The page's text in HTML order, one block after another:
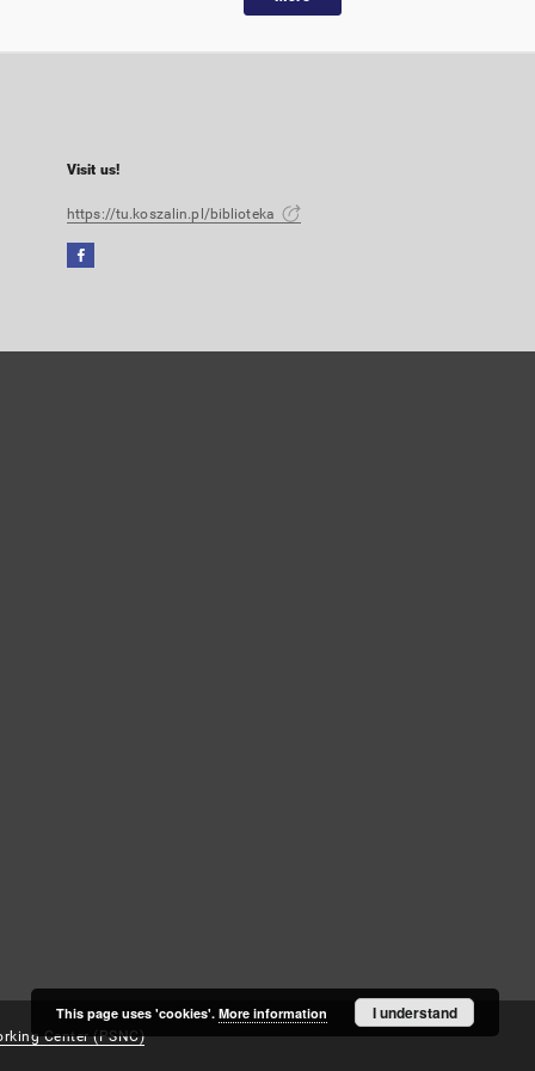
Visit us!
https://tu.koszalin.pl/biblioteka
Facebook
open
Center (PSNC)
This page uses 'cookies'. More information I understand